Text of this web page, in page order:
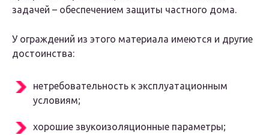
задачей – обеспечением защиты частного дома.
У ограждений из этого материала имеются и другие
достоинства:
нетребовательность к эксплуатационным
условиям;
хорошие звукоизоляционные параметры;